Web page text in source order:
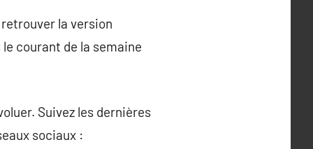
la version
courant de la semaine
Suivez les dernières
sociaux :